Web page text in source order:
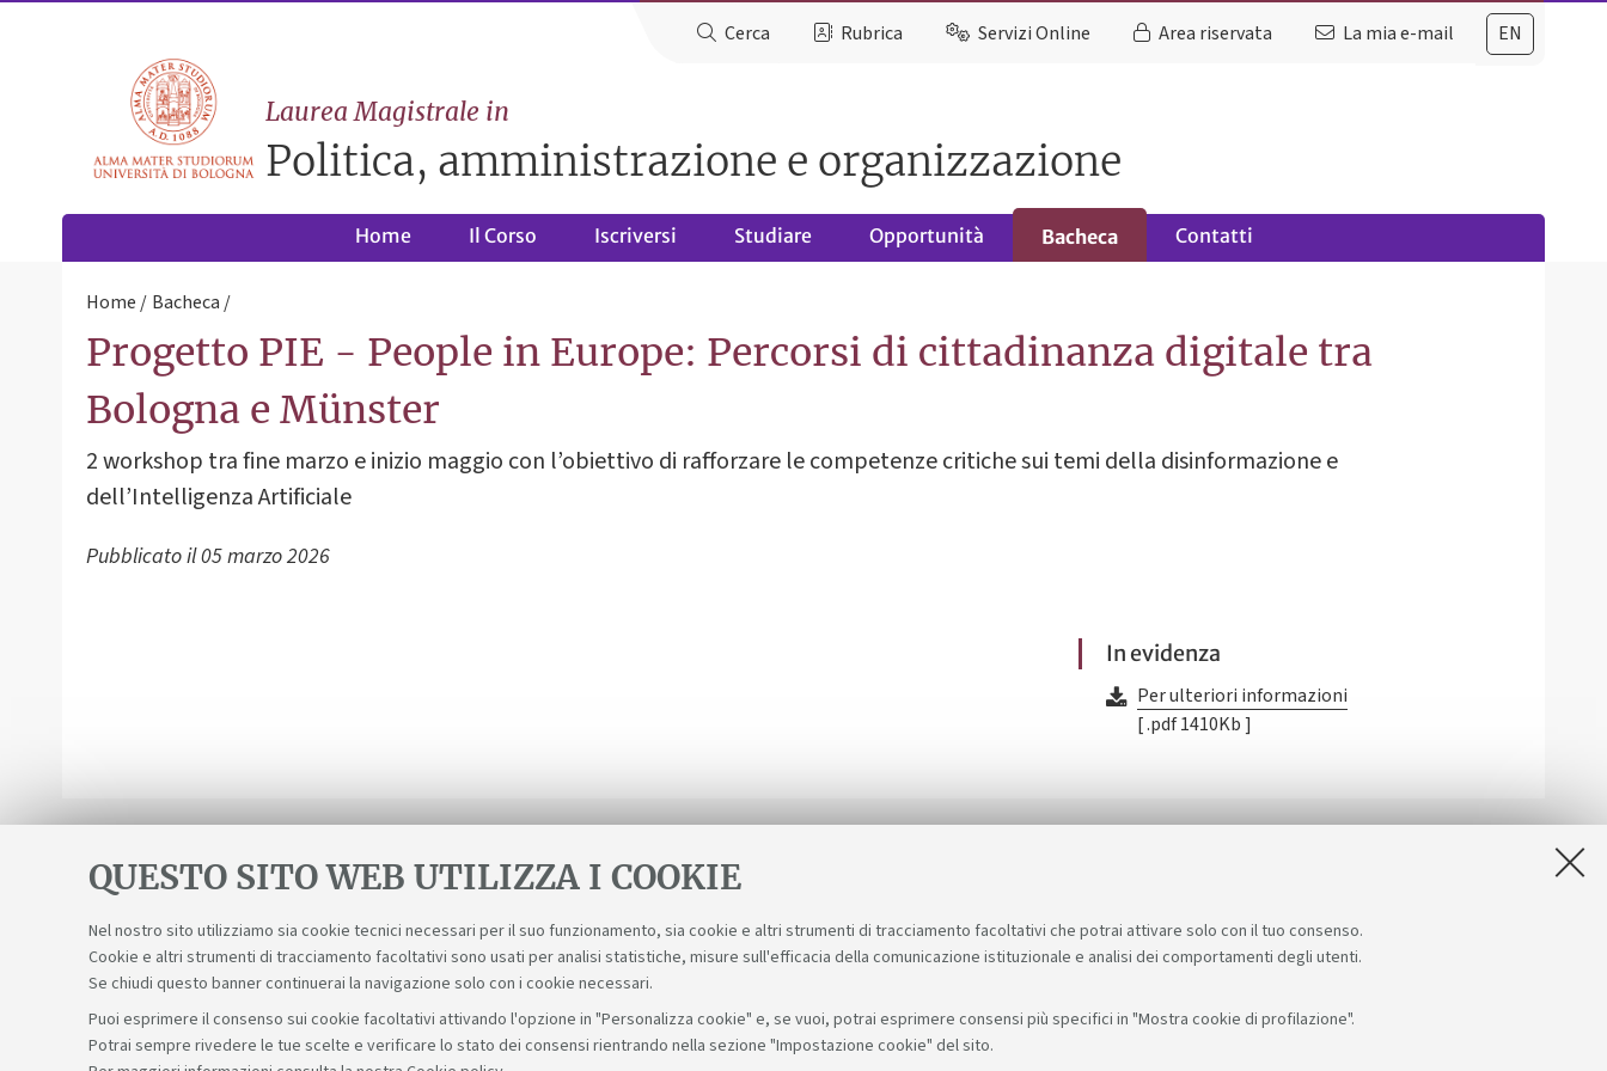
QUESTO SITO WEB UTILIZZA I COOKIE
Nel nostro sito utilizziamo sia cookie tecnici necessari per il suo funzionamento, sia cookie e altri strumenti di tracciamento facoltativi che potrai attivare solo con il tuo consenso.
Cookie e altri strumenti di tracciamento facoltativi sono usati per analisi statistiche, misure sull'efficacia della comunicazione istituzionale e analisi dei comportamenti degli utenti.
Se chiudi questo banner continuerai la navigazione solo con i cookie necessari.
Puoi esprimere il consenso sui cookie facoltativi attivando l'opzione in "Personalizza cookie" e, se vuoi, potrai esprimere consensi più specifici in "Mostra cookie di profilazione".
Potrai sempre rivedere le tue scelte e verificare lo stato dei consensi rientrando nella sezione "Impostazione cookie" del sito.
EN
Cerca Rubrica Servizi Online Area riservata La mia e-mail
Laurea Magistrale in
Politica, amministrazione e organizzazione
Home Il Corso Iscriversi Studiare Opportunità Bacheca Contatti
Home Bacheca
Progetto PIE - People in Europe: Percorsi di cittadinanza digitale tra
Bologna e Münster
2 workshop tra fine marzo e inizio maggio con l’obiettivo di rafforzare le competenze critiche sui temi della disinformazione e
dell’Intelligenza Artificiale
Pubblicato il05 marzo 2026
In evidenza
Per ulteriori informazioni
[ .pdf 1410Kb ]